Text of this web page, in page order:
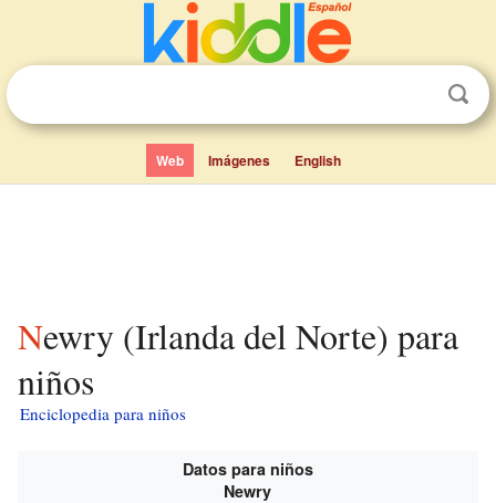
Web Imágenes English
Newry (Irlanda del Norte) para
niños
Enciclopedia para niños
Datos para niños
Newry